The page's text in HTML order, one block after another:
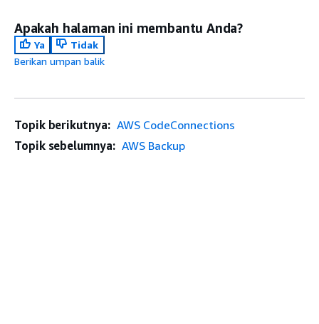
Apakah halaman ini membantu Anda?
Ya
Tidak
Berikan umpan balik
Topik berikutnya: AWS CodeConnections
Topik sebelumnya: AWS Backup